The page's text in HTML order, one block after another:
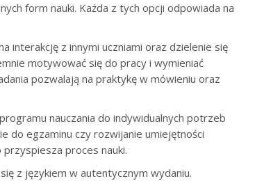
form nauki. Każda z tych opcji odpowiada na
interakcję z innymi uczniami oraz dzielenie się
motywować się do pracy i wymieniać
pozwalają na praktykę w mówieniu oraz
nauczania do indywidualnych potrzeb
do egzaminu czy rozwijanie umiejętności
przyspiesza proces nauki.
z językiem w autentycznym wydaniu.